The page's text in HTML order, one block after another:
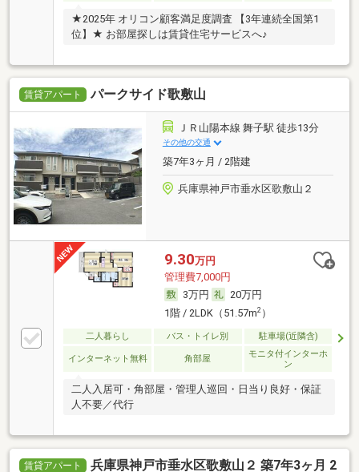
★2025年 オリコン顧客満足度調査 【3年連続全国第1
位】★ お部屋探しは賃貸住宅サービスへ♪
賃貸アパート パークサイド歌敷山
ＪＲ山陽本線 舞子駅 徒歩13分
その他の交通
築7年3ヶ月 / 2階建
兵庫県神戸市垂水区歌敷山２
9.30万円
管理費7,000円
3万円
20万円
1階 / 2LDK（51.57m2）
二人暮らし バス・トイレ別 駐車場(近隣含)
インターネット無料 角部屋
モニタ付インターホ
ン
二人入居可・角部屋・管理人巡回・日当り良好・保証
人不要／代行
賃貸アパート 兵庫県神戸市垂水区歌敷山２ 築7年3ヶ月 2